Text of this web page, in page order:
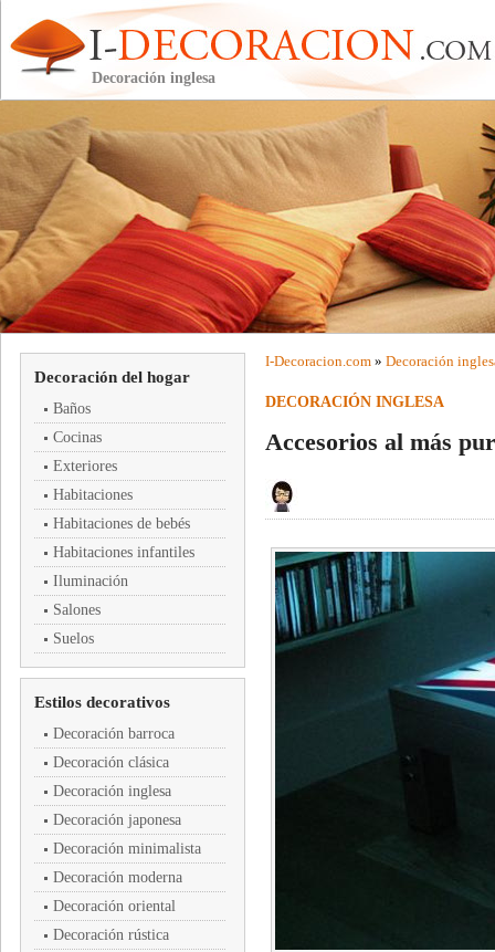
Decoración inglesa
Decoración del hogar
Baños
Cocinas
Exteriores
Habitaciones
Habitaciones de bebés
Habitaciones infantiles
Iluminación
Salones
Suelos
Estilos decorativos
Decoración barroca
Decoración clásica
Decoración inglesa
Decoración japonesa
Decoración minimalista
Decoración moderna
Decoración oriental
Decoración rústica
I-Decoracion.com » Decoración
DECORACIÓN INGLESA
Accesorios al más